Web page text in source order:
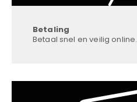
Betaling
Betaal snel en veilig online.